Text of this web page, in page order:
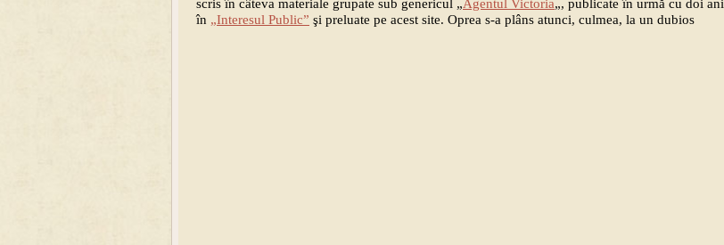
scris în câteva materiale grupate sub genericul „Agentul Victoria„, publicate în urmă cu doi ani
în „Interesul Public” şi preluate pe acest site. Oprea s-a plâns atunci, culmea, la un dubios